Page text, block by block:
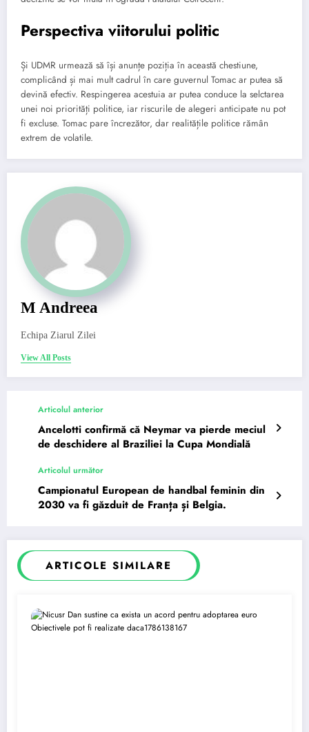
Perspectiva viitorului politic
Și UDMR urmează să își anunțe poziția în această chestiune,
complicând și mai mult cadrul în care guvernul Tomac ar putea să
devină efectiv. Respingerea acestuia ar putea conduce la selctarea
unei noi priorități politice, iar riscurile de alegeri anticipate nu pot
fi excluse. Tomac pare încrezător, dar realitățile politice rămân
extrem de volatile.
M Andreea
Echipa Ziarul Zilei
View All Posts
Articolul anterior
Ancelotti confirmă că Neymar va pierde meciul
de deschidere al Braziliei la Cupa Mondială
Articolul următor
Campionatul European de handbal feminin din
2030 va fi găzduit de Franța și Belgia.
ARTICOLE SIMILARE